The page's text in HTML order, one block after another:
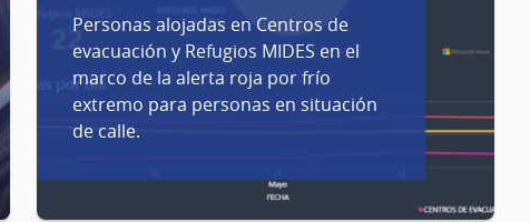
Personas alojadas en Centros de
evacuación y Refugios MIDES en el
marco de la alerta roja por frío
extremo para personas en situación
de calle.